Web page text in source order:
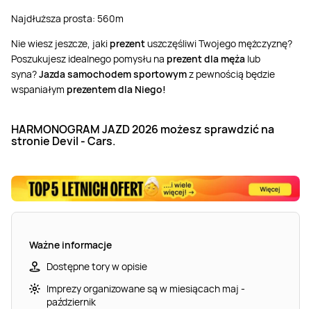
Najdłuższa prosta: 560m
Nie wiesz jeszcze, jaki prezentuszczęśliwi Twojego mężczyznę?
Poszukujesz idealnego pomysłu na prezent dla męża lub
syna?Jazda samochodem sportowymz pewnością będzie
wspaniałym prezentem dla Niego!
HARMONOGRAM JAZD 2026 możesz sprawdzić na
stronie Devil - Cars.
Ważne informacje
Dostępne tory w opisie
Imprezy organizowane są w miesiącach maj -
październik